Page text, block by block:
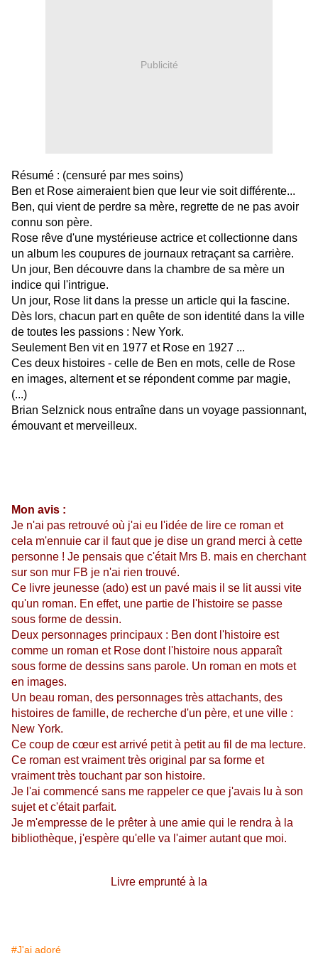
Publicité
Résumé : (censuré par mes soins)
Ben et Rose aimeraient bien que leur vie soit différente...
Ben, qui vient de perdre sa mère, regrette de ne pas avoir
connu son père.
Rose rêve d'une mystérieuse actrice et collectionne dans
un album les coupures de journaux retraçant sa carrière.
Un jour, Ben découvre dans la chambre de sa mère un
indice qui l'intrigue.
Un jour, Rose lit dans la presse un article qui la fascine.
Dès lors, chacun part en quête de son identité dans la ville
de toutes les passions : New York.
Seulement Ben vit en 1977 et Rose en 1927 ...
Ces deux histoires - celle de Ben en mots, celle de Rose
en images, alternent et se répondent comme par magie,
(...)
Brian Selznick nous entraîne dans un voyage passionnant,
émouvant et merveilleux.
Mon avis :
Je n'ai pas retrouvé où j'ai eu l'idée de lire ce roman et
cela m'ennuie car il faut que je dise un grand merci à cette
personne ! Je pensais que c'était Mrs B. mais en cherchant
sur son mur FB je n'ai rien trouvé.
Ce livre jeunesse (ado) est un pavé mais il se lit aussi vite
qu'un roman. En effet, une partie de l'histoire se passe
sous forme de dessin.
Deux personnages principaux : Ben dont l'histoire est
comme un roman et Rose dont l'histoire nous apparaît
sous forme de dessins sans parole. Un roman en mots et
en images.
Un beau roman, des personnages très attachants, des
histoires de famille, de recherche d'un père, et une ville :
New York.
Ce coup de cœur est arrivé petit à petit au fil de ma lecture.
Ce roman est vraiment très original par sa forme et
vraiment très touchant par son histoire.
Je l'ai commencé sans me rappeler ce que j'avais lu à son
sujet et c'était parfait.
Je m'empresse de le prêter à une amie qui le rendra à la
bibliothèque, j'espère qu'elle va l'aimer autant que moi.
Livre emprunté à la
#J'ai adoré